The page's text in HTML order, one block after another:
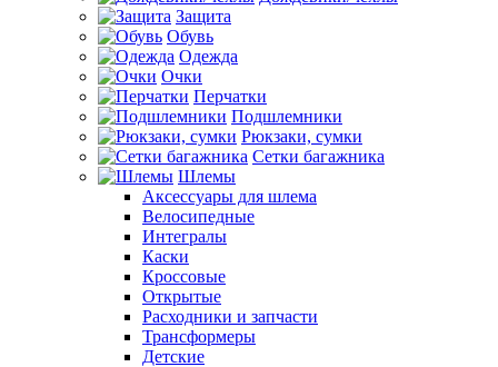
Защита
Обувь
Одежда
Очки
Перчатки
Подшлемники
Рюкзаки, сумки
Сетки багажника
Шлемы
Аксессуары для шлема
Велосипедные
Интегралы
Каски
Кроссовые
Открытые
Расходники и запчасти
Трансформеры
Детские